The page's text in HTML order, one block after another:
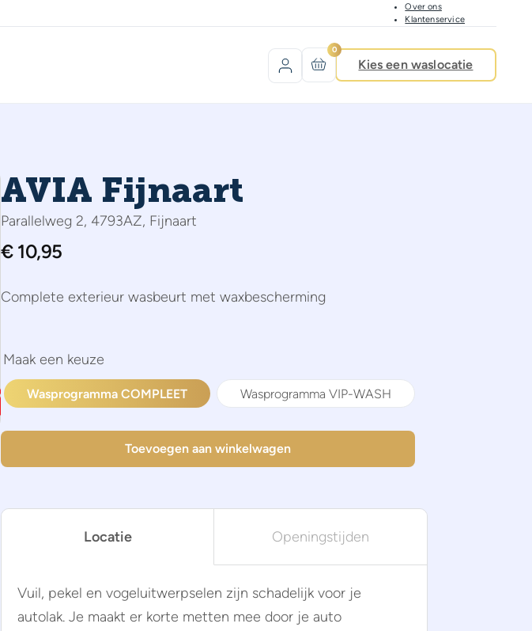
Over ons
Klantenservice
0
Kies een waslocatie
AVIA Fijnaart
Parallelweg 2, 4793AZ, Fijnaart
Complete exterieur wasbeurt met waxbescherming
€10,95
Wasprogramma COMPLEET Wasprogramma VIP-WASH
Toevoegen aan winkelwagen
Locatie Openingstijden
Vuil, pekel en vogeluitwerpselen zijn schadelijk voor je
autolak. Je maakt er korte metten mee door je auto